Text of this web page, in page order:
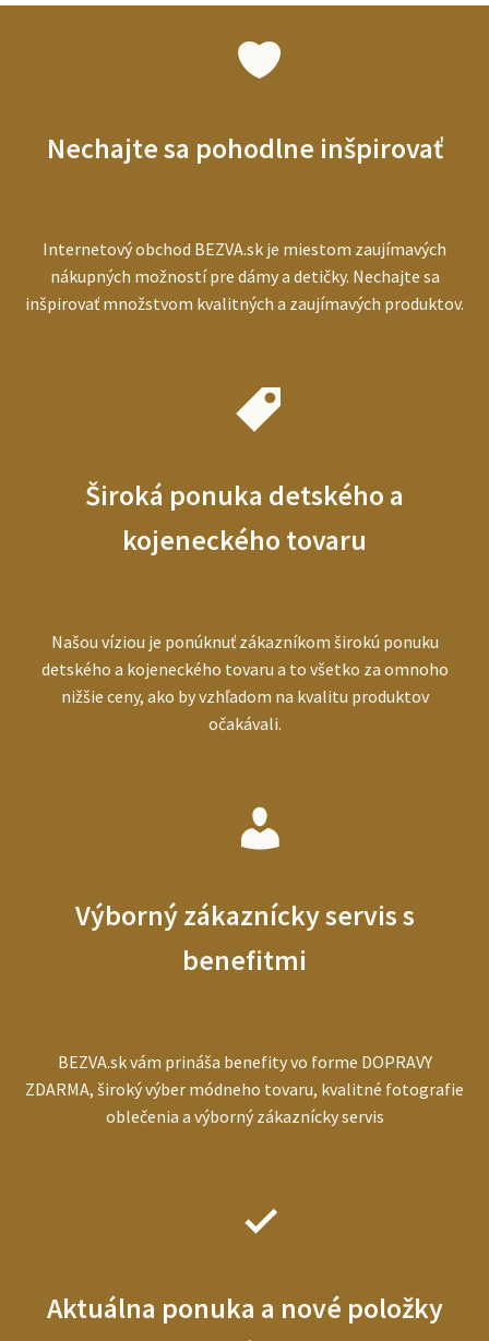
ľudí
Nechajte sa pohodlne inšpirovať
Internetový obchod BEZVA.sk je miestom zaujímavých
nákupných možností pre dámy a detičky. Nechajte sa
inšpirovať množstvom kvalitných a zaujímavých produktov.
Široká ponuka detského a
kojeneckého tovaru
Našou víziou je ponúknuť zákazníkom širokú ponuku
detského a kojeneckého tovaru a to všetko za omnoho
nižšie ceny, ako by vzhľadom na kvalitu produktov
očakávali.
Výborný zákaznícky servis s
benefitmi
BEZVA.sk vám prináša benefity vo forme DOPRAVY
ZDARMA, široký výber módneho tovaru, kvalitné fotografie
oblečenia a výborný zákaznícky servis
Aktuálna ponuka a nové položky